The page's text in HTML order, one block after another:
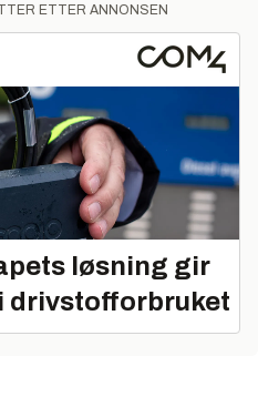
ETTER ANNONSEN
løsning gir
drivstofforbruket